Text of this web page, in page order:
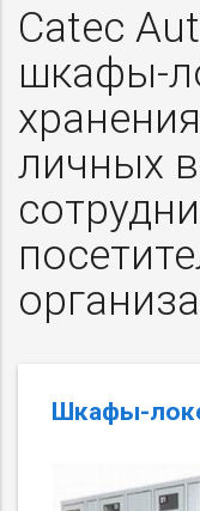
Catec
шкафы-
личных
Шкафы-